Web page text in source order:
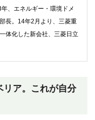
、エネルギー・環境ドメ
長。14年2月より、三菱重
体化した新会社、三菱日立
リア。これが自分